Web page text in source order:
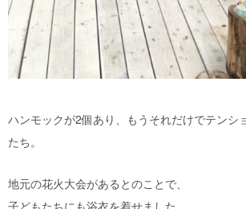
ハンモックが2個あり、もうそれだけでテンシ
たち。
地元の花火大会があるとのことで、
子どもたちにも浴衣を着せました。